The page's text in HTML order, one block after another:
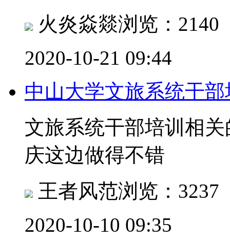
火炎焱燚浏览：2140
2020-10-21 09:44
中山大学文旅系统干
文旅系统干部培训相
庆这边做得不错
王者风范浏览：3237
2020-10-10 09:35